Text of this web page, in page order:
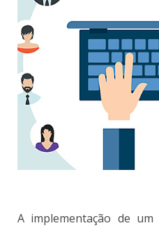
A implementação de